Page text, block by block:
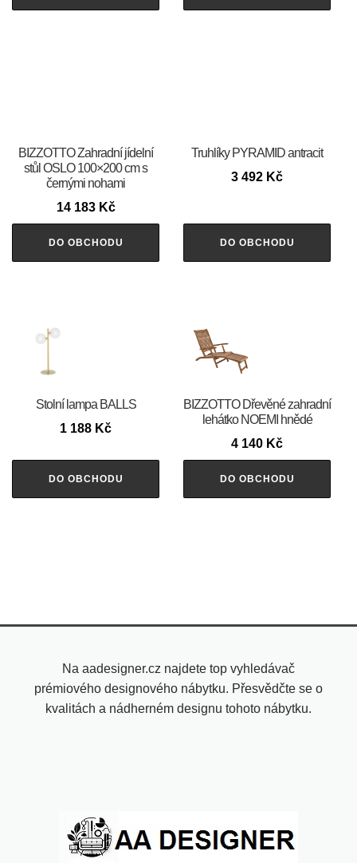
BIZZOTTO Zahradní jídelní
stůl OSLO 100×200 cm s
černými nohami
14 183 Kč
DO OBCHODU
Truhlíky PYRAMID antracit
3 492 Kč
DO OBCHODU
Stolní lampa BALLS
1 188 Kč
DO OBCHODU
BIZZOTTO Dřevěné zahradní
lehátko NOEMI hnědé
4 140 Kč
DO OBCHODU
Na aadesigner.cz najdete top vyhledávač
prémiového designového nábytku. Přesvědčte se o
kvalitách a nádherném designu tohoto nábytku.